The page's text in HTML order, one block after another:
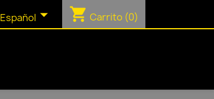
Español shopping_cart Carrito (0)